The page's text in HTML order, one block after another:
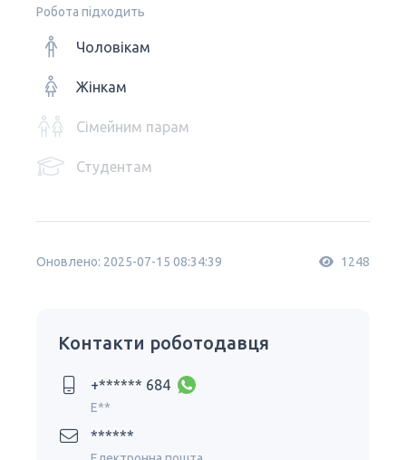
Робота підходить
Чоловікам
Жінкам
Сімейним парам
Студентам
Оновлено: 2025-07-15 08:34:39 1248
Контакти роботодавця
+****** 684
E**
******